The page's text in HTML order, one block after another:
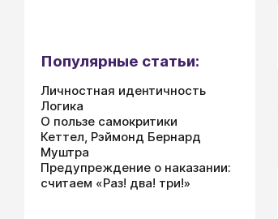
Популярные статьи:
Личностная идентичность
Логика
О пользе самокритики
Кеттел, Рэймонд Бернард
Муштра
Предупреждение о наказании:
считаем «Раз! два! три!»